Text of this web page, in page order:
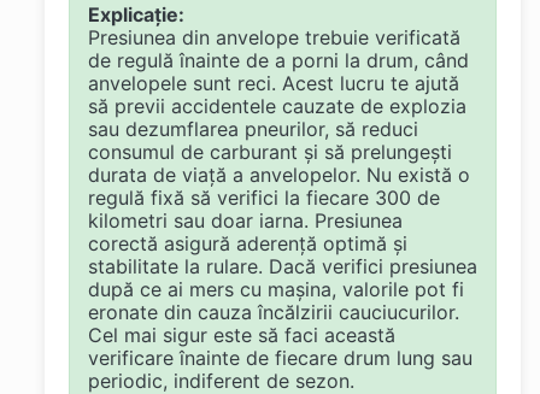
Explicație:
Presiunea din anvelope trebuie verificată
de regulă înainte de a porni la drum, când
anvelopele sunt reci. Acest lucru te ajută
să previi accidentele cauzate de explozia
sau dezumflarea pneurilor, să reduci
consumul de carburant și să prelungești
durata de viață a anvelopelor. Nu există o
regulă fixă să verifici la fiecare 300 de
kilometri sau doar iarna. Presiunea
corectă asigură aderență optimă și
stabilitate la rulare. Dacă verifici presiunea
după ce ai mers cu mașina, valorile pot fi
eronate din cauza încălzirii cauciucurilor.
Cel mai sigur este să faci această
verificare înainte de fiecare drum lung sau
periodic, indiferent de sezon.